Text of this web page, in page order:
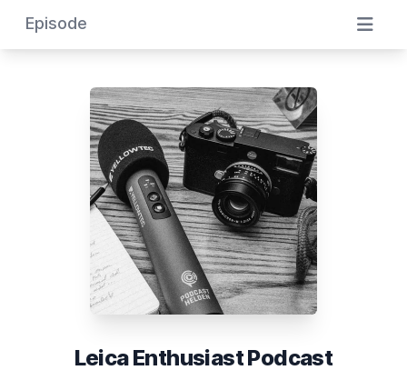
Episode
Leica Enthusiast Podcast